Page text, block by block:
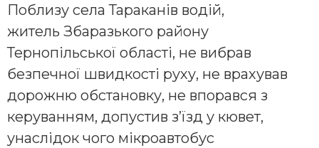
Поблизу села Тараканів водій,
житель Збаразького району
Тернопільської області, не вибрав
безпечної швидкості руху, не врахував
дорожню обстановку, не впорався з
керуванням, допустив з’їзд у кювет,
унаслідок чого мікроавтобус